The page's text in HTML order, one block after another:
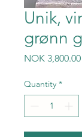
Unik,
grønn
NOK 3,800.00
Quantity *